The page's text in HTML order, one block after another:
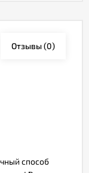
Отзывы(0)
способ